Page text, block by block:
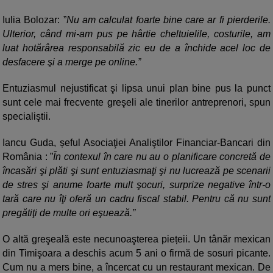
Iulia Bolozar: ”Nu am calculat foarte bine care ar fi pierderile.
Ulterior, când mi-am pus pe hârtie cheltuielile, costurile, am
luat hotărârea responsabilă zic eu de a închide acel loc de
desfacere şi a merge pe online.”
Entuziasmul nejustificat şi lipsa unui plan bine pus la punct
sunt cele mai frecvente greşeli ale tinerilor antreprenori, spun
specialiştii.
Iancu Guda, șeful Asociaţiei Analiştilor Financiar-Bancari din
România : ”În contexul în care nu au o planificare concretă de
încasări şi plăti şi sunt entuziasmaţi şi nu lucrează pe scenarii
de stres şi anume foarte mult şocuri, surprize negative într-o
tară care nu îţi oferă un cadru fiscal stabil. Pentru că nu sunt
pregătiţi de multe ori eşuează.”
O altă greşeală este necunoaşterea piețeii. Un tânăr mexican
din Timişoara a deschis acum 5 ani o firmă de sosuri picante.
Cum nu a mers bine, a încercat cu un restaurant mexican. De